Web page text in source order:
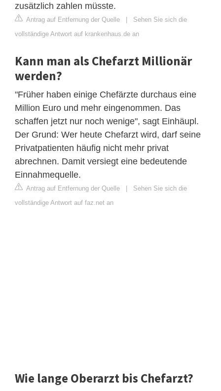
zusätzlich zahlen müsste.
Antrag auf Entfernung der Quelle | Sehen Sie sich die
vollständige Antwort auf krankenhaus.de an
Kann man als Chefarzt Millionär
werden?
"Früher haben einige Chefärzte durchaus eine
Million Euro und mehr eingenommen. Das
schaffen jetzt nur noch wenige", sagt Einhäupl.
Der Grund: Wer heute Chefarzt wird, darf seine
Privatpatienten häufig nicht mehr privat
abrechnen. Damit versiegt eine bedeutende
Einnahmequelle.
Antrag auf Entfernung der Quelle | Sehen Sie sich die
vollständige Antwort auf faz.net an
Wie lange Oberarzt bis Chefarzt?